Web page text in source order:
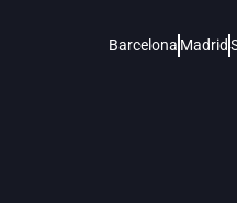
Barcelona Madrid